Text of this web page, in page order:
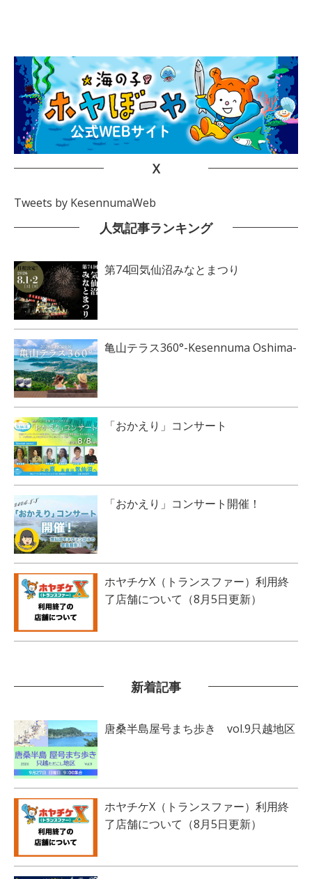
X
Tweets by KesennumaWeb
人気記事ランキング
第74回気仙沼みなとまつり
亀山テラス360°-Kesennuma Oshima-
「おかえり」コンサート
「おかえり」コンサート開催！
ホヤチケX（トランスファー）利用終
了店舗について（8月5日更新）
新着記事
唐桑半島屋号まち歩き vol.9只越地区
ホヤチケX（トランスファー）利用終
了店舗について（8月5日更新）